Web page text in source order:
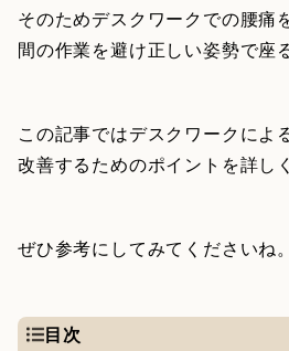
そのためデスクワークでの腰痛
間の作業を避け正しい姿勢で座
この記事ではデスクワークによ
改善するためのポイントを詳し
ぜひ参考にしてみてくださいね。
目次